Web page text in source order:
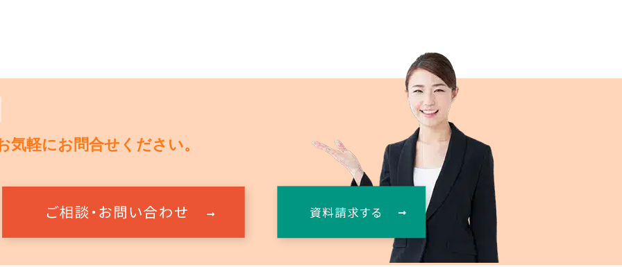
軽にお問合せください。